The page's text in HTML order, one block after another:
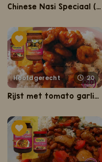
Hoofdgerecht 20